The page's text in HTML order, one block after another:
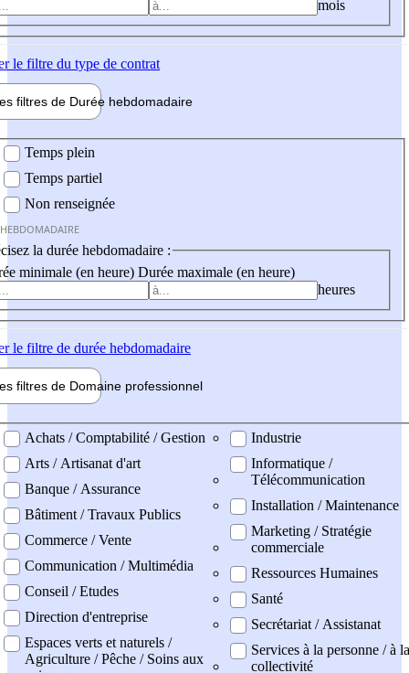
mois
le filtre du type de contrat
filtres de Durée hebdomadaire
Temps plein
Temps partiel
Non renseignée
la durée hebdomadaire :
minimale (en heure) Durée maximale (en heure)
heures
le filtre de durée hebdomadaire
filtres de Domaine professionnel
professionel
Achats / Comptabilité / Gestion
Arts / Artisanat d'art
Banque / Assurance
Bâtiment / Travaux Publics
Commerce / Vente
Communication / Multimédia
Conseil / Etudes
Direction d'entreprise
Espaces verts et naturels /
Agriculture / Pêche / Soins aux
Industrie
Informatique /
Télécommunication
Installation / Maintenance
Marketing / Stratégie
commerciale
Ressources Humaines
Santé
Secrétariat / Assistanat
Services à la personne / à la
collectivité